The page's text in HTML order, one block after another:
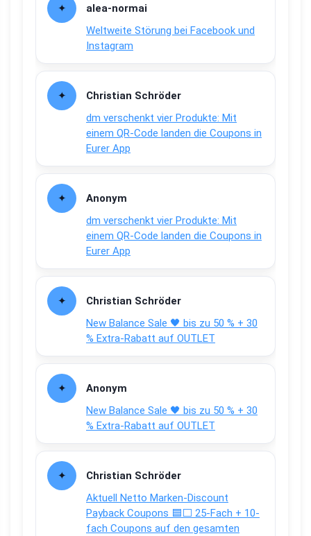
alea-normai
Weltweite Störung bei Facebook und
Instagram
Christian Schröder
dm verschenkt vier Produkte: Mit
einem QR-Code landen die Coupons in
Eurer App
Anonym
dm verschenkt vier Produkte: Mit
einem QR-Code landen die Coupons in
Eurer App
Christian Schröder
New Balance Sale 🖤 bis zu 50 % + 30
% Extra-Rabatt auf OUTLET
Anonym
New Balance Sale 🖤 bis zu 50 % + 30
% Extra-Rabatt auf OUTLET
Christian Schröder
Aktuell Netto Marken-Discount
Payback Coupons 🟦⬜ 25-Fach + 10-
fach Coupons auf den gesamten